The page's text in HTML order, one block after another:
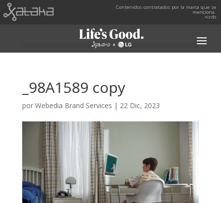
Contenidos contratados por la marca que se
menciona.
+info
_98A1589 copy
por Webedia Brand Services | 22 Dic, 2023